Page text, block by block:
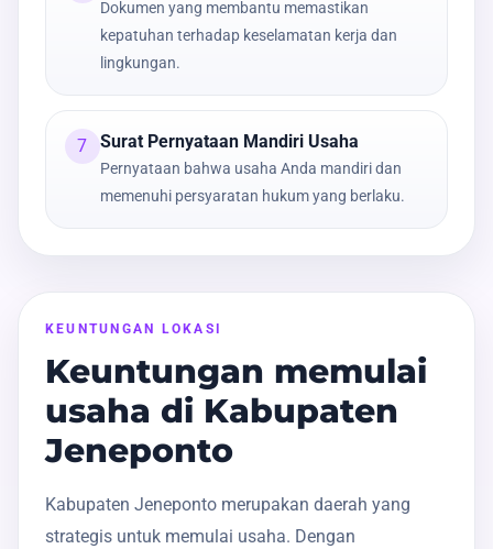
Dokumen yang membantu memastikan
kepatuhan terhadap keselamatan kerja dan
lingkungan.
7 Surat Pernyataan Mandiri Usaha
Pernyataan bahwa usaha Anda mandiri dan
memenuhi persyaratan hukum yang berlaku.
KEUNTUNGAN LOKASI
Keuntungan memulai
usaha di Kabupaten
Jeneponto
Kabupaten Jeneponto merupakan daerah yang
strategis untuk memulai usaha. Dengan